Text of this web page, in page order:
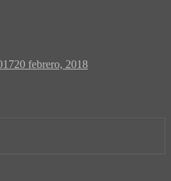
20 febrero, 2018